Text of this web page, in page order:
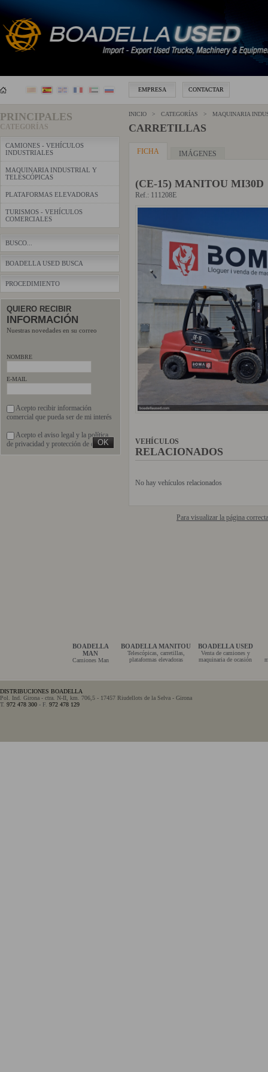
EMPRESA CONTACTAR
PRINCIPALES
CATEGORÍAS
CAMIONES - VEHÍCULOS
INDUSTRIALES
MAQUINARIA INDUSTRIAL Y
TELESCÓPICAS
PLATAFORMAS ELEVADORAS
TURISMOS - VEHÍCULOS
COMERCIALES
BUSCO...
BOADELLA USED BUSCA
PROCEDIMIENTO
QUIERO RECIBIR
INFORMACIÓN
Nuestras novedades en su correo
NOMBRE
E-MAIL
Acepto recibir información
comercial que pueda ser de mi interés
Acepto el aviso legal y la política
de privacidad y protección de datos
INICIO > CATEGORÍAS > MAQUINARIA
CARRETILLAS
FICHA IMÁGENES
(CE-15) MANITOU MI30D
Ref.: 111208E
VEHÍCULOS
RELACIONADOS
No hay vehículos relacionados
Para visualizar la página
BOADELLA
MAN
Camiones Man
BOADELLA MANITOU
Telescópicas, carretillas,
plataformas elevadoras
BOADELLA USED
Venta de camiones y
maquinaria de ocasión
DISTRIBUCIONES BOADELLA
Pol. Ind. Girona - ctra. N-II, km. 706,5 - 17457 Riudellots de la Selva - Girona
T. 972 478 300 - F. 972 478 129